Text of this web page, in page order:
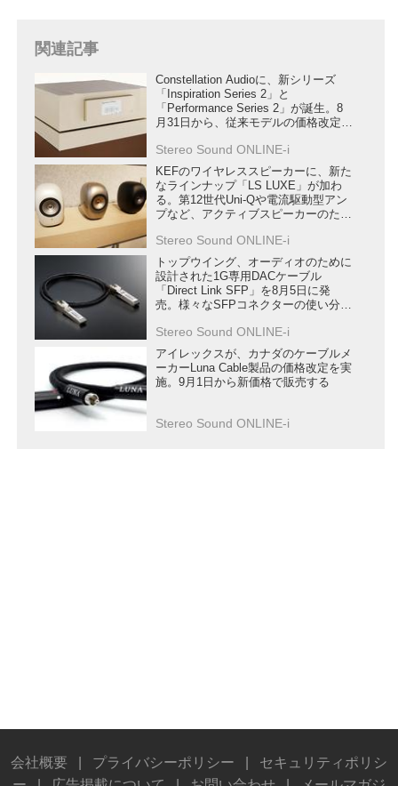
関連記事
Constellation Audioに、新シリーズ
「Inspiration Series 2」と
「Performance Series 2」が誕生。8
月31日から、従来モデルの価格改定も
Stereo Sound ONLINE-i
KEFのワイヤレススピーカーに、新た
なラインナップ「LS LUXE」が加わ
る。第12世代Uni-Qや電流駆動型アン
プなど、アクティブスピーカーのため
Stereo Sound ONLINE-i
トップウイング、オーディオのために
設計された1G専用DACケーブル
「Direct Link SFP」を8月5日に発
売。様々なSFPコネクターの使い分け
Stereo Sound ONLINE-i
アイレックスが、カナダのケーブルメ
ーカーLuna Cable製品の価格改定を実
施。9月1日から新価格で販売する
Stereo Sound ONLINE-i
会社概要 プライバシーポリシー
セキュリティポリシ